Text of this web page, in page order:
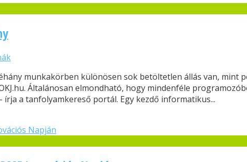
munkakörben különösen sok betöltetlen állás van, mint
Általánosan elmondható, hogy mindenféle
a tanfolyamkereső portál. Egy kezdő informatikus...